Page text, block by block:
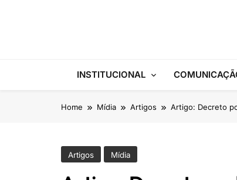
ANFIP Nacional
INSTITUCIONAL
Home Mídia Artigos Artigo: Decreto
Artigos Mídia